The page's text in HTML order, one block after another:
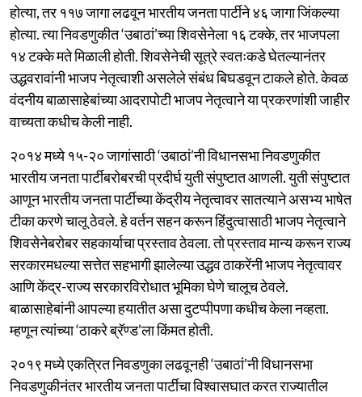
होत्या, तर ११७ जागा लढवून भारतीय जनता पार्टीने ४६ जागा जिंकल्या
होत्या. त्या निवडणुकीत ‘उबाठां’च्या शिवसेनेला १६ टक्के, तर भाजपला
१४ टक्के मते मिळाली होती. शिवसेनेची सूत्रे स्वतःकडे घेतल्यानंतर
उद्धवरावांनी भाजप नेतृत्वाशी असलेले संबंध बिघडवून टाकले होते. केवळ
वंदनीय बाळासाहेबांच्या आदरापोटी भाजप नेतृत्वाने या प्रकरणांशी जाहीर
वाच्यता कधीच केली नाही.
२०१४ मध्ये १५-२० जागांसाठी ‘उबाठां’नी विधानसभा निवडणुकीत
भारतीय जनता पार्टीबरोबरची प्रदीर्घ युती संपुष्टात आणली. युती संपुष्टात
आणून भारतीय जनता पार्टीच्या केंद्रीय नेतृत्वावर सातत्याने असभ्य भाषेत
टीका करणे चालू ठेवले. हे वर्तन सहन करून हिंदुत्वासाठी भाजप नेतृत्वाने
शिवसेनेबरोबर सहकार्याचा प्रस्ताव ठेवला. तो प्रस्ताव मान्य करून राज्य
सरकारमधल्या सत्तेत सहभागी झालेल्या उद्धव ठाकरेंनी भाजप नेतृत्वावर
आणि केंद्र-राज्य सरकारविरोधात भूमिका घेणे चालूच ठेवले.
बाळासाहेबांनी आपल्या हयातीत असा दुटप्पीपणा कधीच केला नव्हता.
म्हणून त्यांच्या ‘ठाकरे ब्रॅण्ड’ला किंमत होती.
२०१९ मध्ये एकत्रित निवडणुका लढवूनही ‘उबाठां’नी विधानसभा
निवडणुकीनंतर भारतीय जनता पार्टीचा विश्वासघात करत राज्यातील